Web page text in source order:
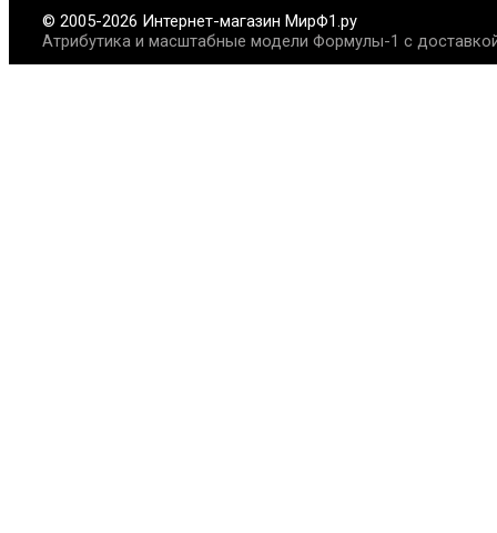
© 2005-2026 Интернет-магазин МирФ1.ру
Атрибутика и масштабные модели Формулы-1 с